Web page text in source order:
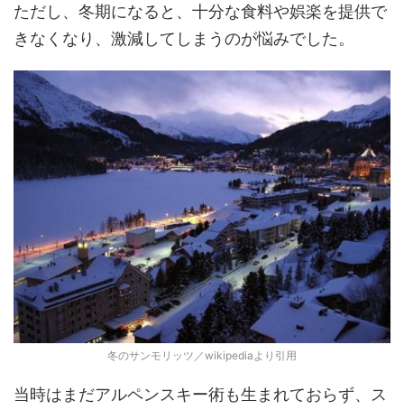
ただし、冬期になると、十分な食料や娯楽を提供で
きなくなり、激減してしまうのが悩みでした。
冬のサンモリッツ／wikipediaより引用
当時はまだアルペンスキー術も生まれておらず、ス